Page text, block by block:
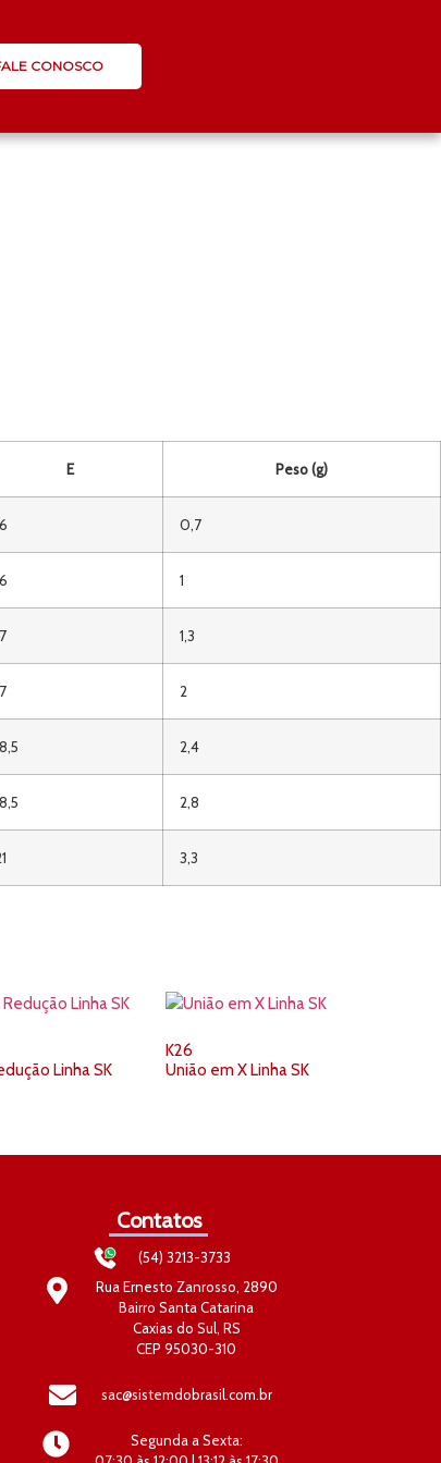
CONOSCO
E Peso (g)
0,7
1
1,3
2
2,4
2,8
3,3
Linha SK
K26
União em X Linha SK
Contatos
(54) 3213-3733
Rua Ernesto Zanrosso, 2890
Bairro Santa Catarina
Caxias do Sul, RS
CEP 95030-310
sac@sistemdobrasil.com.br
Segunda a Sexta: